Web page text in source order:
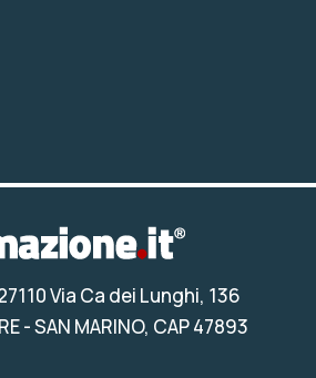
Via Ca dei Lunghi, 136
- SAN MARINO, CAP 47893